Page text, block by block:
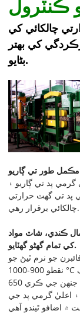
ڪنٽرول
چالکائي کي
کي بهتر
بڻايو.
1500 ℃ جي اعليٰ گرمي پد تي ڳاريو ۽
پد تي گهٽ حرارتي
چالکائي برقرار رهي.
ڪندي، شاٽ مواد
کي تمام گهڻو گهٽايو.
جو نرم ٿيڻ جو
نقطو 900-1000 °C آهي. خاص فارمولا ۽ پختو پيداوار ٽيڪنالاجي سليگ
بالز جي مواد کي تمام گهڻو گهٽائي ٿي، جنهن جي ڪري 650 °C تي ڊگهي
۽ اعليٰ گرمي پد جي